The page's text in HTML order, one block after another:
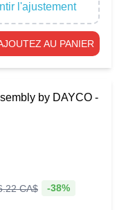
l'ajustement
AU PANIER
by DAYCO -
.22CA$ -38%